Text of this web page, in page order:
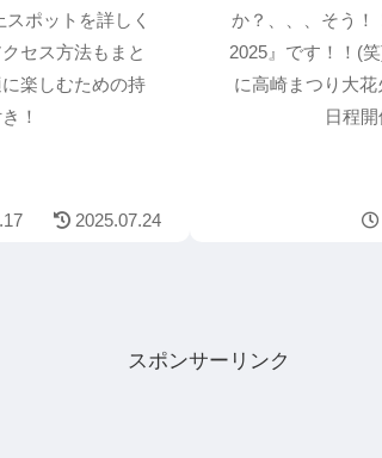
ポットを詳しく
セス方法もまと
楽しむための持
！
2025.07.24
か？、、、そう！
2025』です！！(
に高崎まつり大花
日程
スポンサーリンク